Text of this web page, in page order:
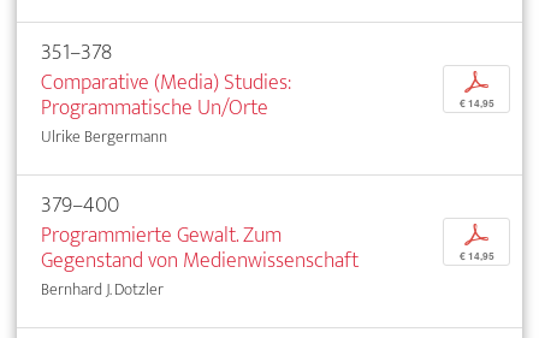
351–378
Comparative (Media) Studies:
Programmatische Un/Orte
Ulrike Bergermann
p
€ 14,95
379–400
Programmierte Gewalt. Zum
Gegenstand von Medienwissenschaft
Bernhard J. Dotzler
p
€ 14,95